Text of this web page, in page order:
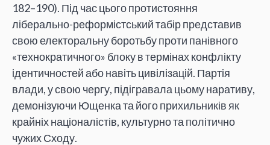
182–190). Під час цього протистояння
ліберально-реформістський табір представив
свою електоральну боротьбу проти панівного
«технократичного» блоку в термінах конфлікту
ідентичностей або навіть цивілізацій. Партія
влади, у свою чергу, підігравала цьому наративу,
демонізуючи Ющенка та його прихильників як
крайніх націоналістів, культурно та політично
чужих Сходу.